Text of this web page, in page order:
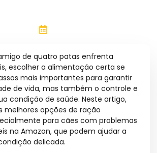
de quatro patas enfrenta
escolher a alimentação certa se
mais importantes para garantir
de vida, mas também o controle e
condição de saúde. Neste artigo,
melhores opções de ração
para cães com problemas
na Amazon, que podem ajudar a
delicada.